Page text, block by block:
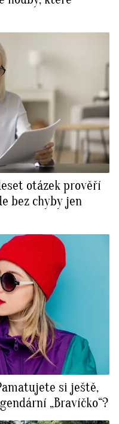
otázek prověří
bez chyby jen
si ještě,
„Bravíčko“?